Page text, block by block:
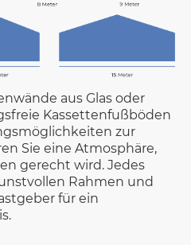
aus Glas oder
Kassettenfußböden
zur
Sie eine Atmosphäre,
gerecht wird. Jedes
Rahmen und
für ein